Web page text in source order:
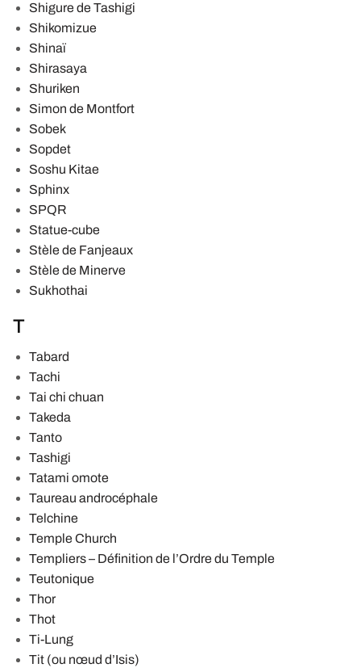
Shigure de Tashigi
Shikomizue
Shinaï
Shirasaya
Shuriken
Simon de Montfort
Sobek
Sopdet
Soshu Kitae
Sphinx
SPQR
Statue-cube
Stèle de Fanjeaux
Stèle de Minerve
Sukhothai
T
Tabard
Tachi
Tai chi chuan
Takeda
Tanto
Tashigi
Tatami omote
Taureau androcéphale
Telchine
Temple Church
Templiers – Définition de l’Ordre du Temple
Teutonique
Thor
Thot
Ti-Lung
Tit (ou nœud d’Isis)